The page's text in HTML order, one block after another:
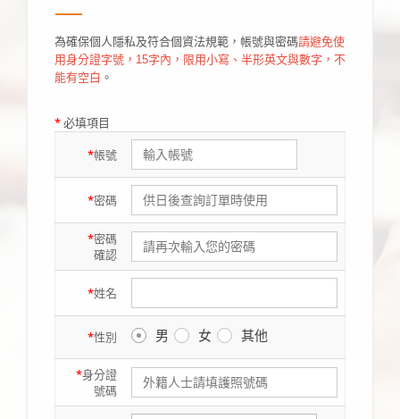
為確保個人隱私及符合個資法規範，帳號與密碼請避免使
用身分證字號，15字內，限用小寫、半形英文與數字，不
能有空白 。
*必填項目
*帳號
*密碼
*密碼
確認
*姓名
*性別 男 女 其他
*身分證
號碼